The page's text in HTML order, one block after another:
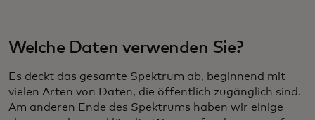
Welche Daten verwenden Sie?
Es deckt das gesamte Spektrum ab, beginnend mit
vielen Arten von Daten, die öffentlich zugänglich sind.
Am anderen Ende des Spektrums haben wir einige